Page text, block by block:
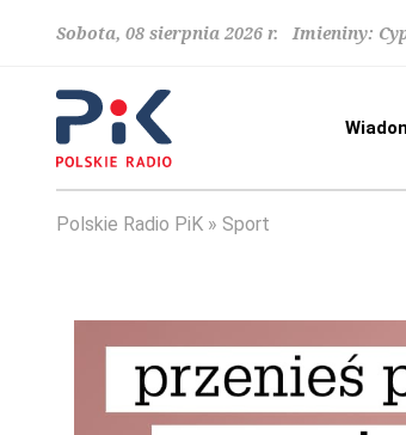
Sobota, 08 sierpnia 2026 r. Imieniny:
Polskie Radio PiK Sport